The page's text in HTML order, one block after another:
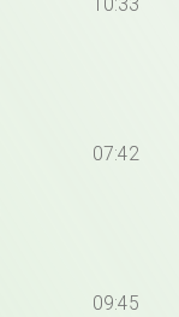
10:33
07:42
09:45